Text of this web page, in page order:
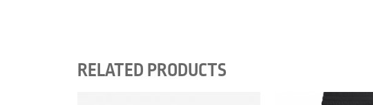
RELATED PRODUCTS